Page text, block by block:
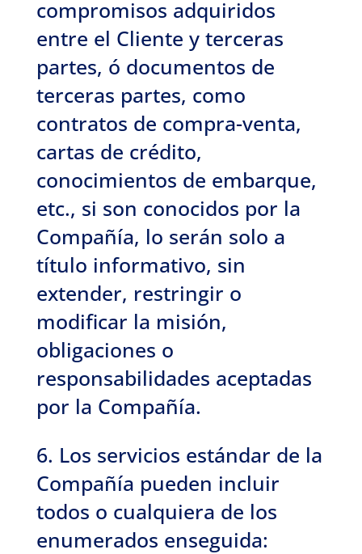
compromisos adquiridos
entre el Cliente y terceras
partes, ó documentos de
terceras partes, como
contratos de compra-venta,
cartas de crédito,
conocimientos de embarque,
etc., si son conocidos por la
Compañía, lo serán solo a
título informativo, sin
extender, restringir o
modificar la misión,
obligaciones o
responsabilidades aceptadas
por la Compañía.
6. Los servicios estándar de la
Compañía pueden incluir
todos o cualquiera de los
enumerados enseguida: